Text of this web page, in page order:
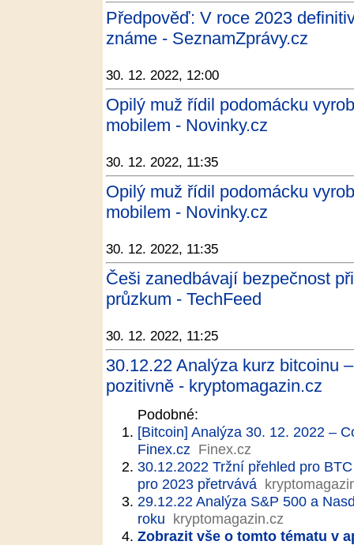
Předpověď: V roce 2023
známe - SeznamZprávy.cz
30. 12. 2022, 12:00
Opilý muž řídil podomácku
mobilem - Novinky.cz
30. 12. 2022, 11:35
Opilý muž řídil podomácku
mobilem - Novinky.cz
30. 12. 2022, 11:35
Češi zanedbávají bezpečnost
průzkum - TechFeed
30. 12. 2022, 11:25
30.12.22 Analýza kurz bitcoinu
pozitivně - kryptomagazin.cz
Podobné:
[Bitcoin] Analýza 30. 12. 2022 –
Finex.cz Finex.cz
30.12.2022 Tržní přehled pro
pro 2023 přetrvává
29.12.22 Analýza S&P 500 a
roku kryptomagazin.cz
Zobrazit vše o tomto tématu v